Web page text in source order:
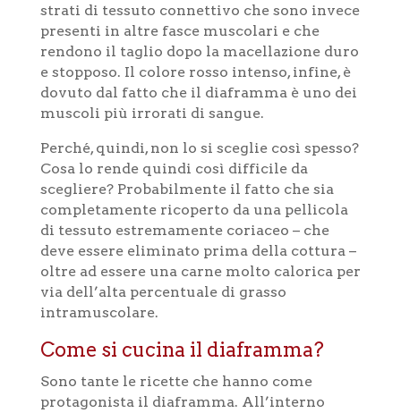
strati di tessuto connettivo che sono invece
presenti in altre fasce muscolari e che
rendono il taglio dopo la macellazione duro
e stopposo. Il colore rosso intenso, infine, è
dovuto dal fatto che il diaframma è uno dei
muscoli più irrorati di sangue.
Perché, quindi, non lo si sceglie così spesso?
Cosa lo rende quindi così difficile da
scegliere? Probabilmente il fatto che sia
completamente ricoperto da una pellicola
di tessuto estremamente coriaceo – che
deve essere eliminato prima della cottura –
oltre ad essere una carne molto calorica per
via dell’alta percentuale di grasso
intramuscolare.
Come si cucina il diaframma?
Sono tante le ricette che hanno come
protagonista il diaframma. All’interno